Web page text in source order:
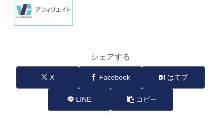
シェアする
X Facebook はてブ
LINE コピー